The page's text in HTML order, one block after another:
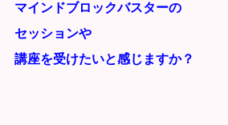
マインドブロックバスターの
セッションや
講座を受けたいと感じますか？